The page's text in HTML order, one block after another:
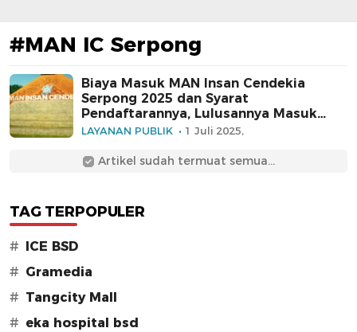
#MAN IC Serpong
Biaya Masuk MAN Insan Cendekia
Serpong 2025 dan Syarat
Pendaftarannya, Lulusannya Masuk
PTN Top
LAYANAN PUBLIK 1 Juli 2025,
Artikel sudah termuat semua...
TAG TERPOPULER
#
ICE BSD
# Gramedia
# Tangcity Mall
# eka hospital bsd